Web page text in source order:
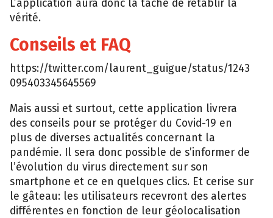
L’application aura donc la tâche de rétablir la
vérité.
Conseils et FAQ
https://twitter.com/laurent_guigue/status/1243
095403345645569
Mais aussi et surtout, cette application livrera
des conseils pour se protéger du Covid-19 en
plus de diverses actualités concernant la
pandémie. Il sera donc possible de s’informer de
l’évolution du virus directement sur son
smartphone et ce en quelques clics. Et cerise sur
le gâteau: les utilisateurs recevront des alertes
différentes en fonction de leur géolocalisation